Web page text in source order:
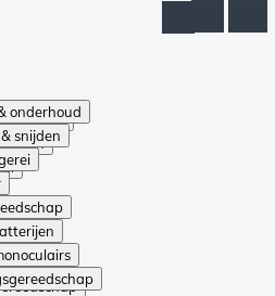
onderhoud
snijden